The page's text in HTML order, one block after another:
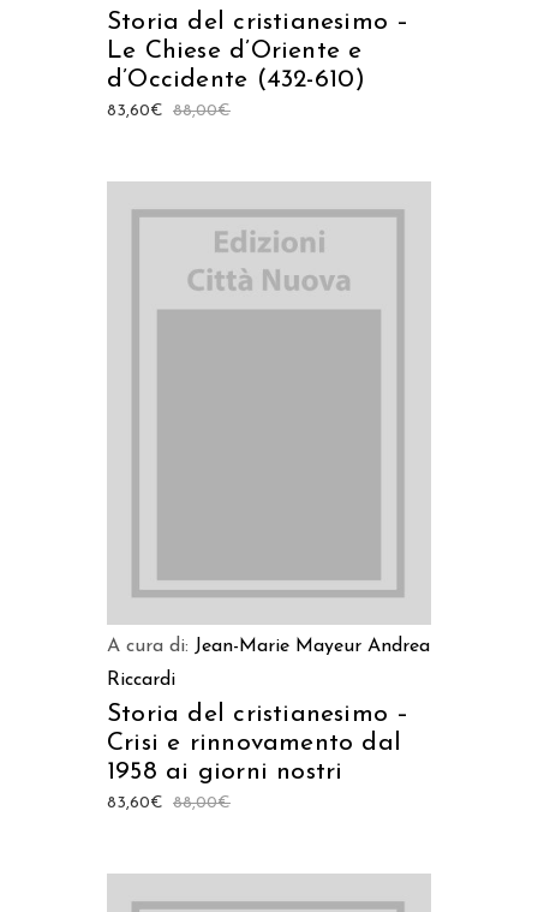
Storia del cristianesimo –
Le Chiese d’Oriente e
d’Occidente (432-610)
88,00€
83,60€
A cura di: Jean-Marie Mayeur Andrea
Riccardi
Storia del cristianesimo –
Crisi e rinnovamento dal
1958 ai giorni nostri
88,00€
83,60€